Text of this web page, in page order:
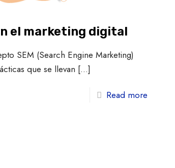
el marketing digital
SEM (Search Engine Marketing)
que se llevan […]
Read more